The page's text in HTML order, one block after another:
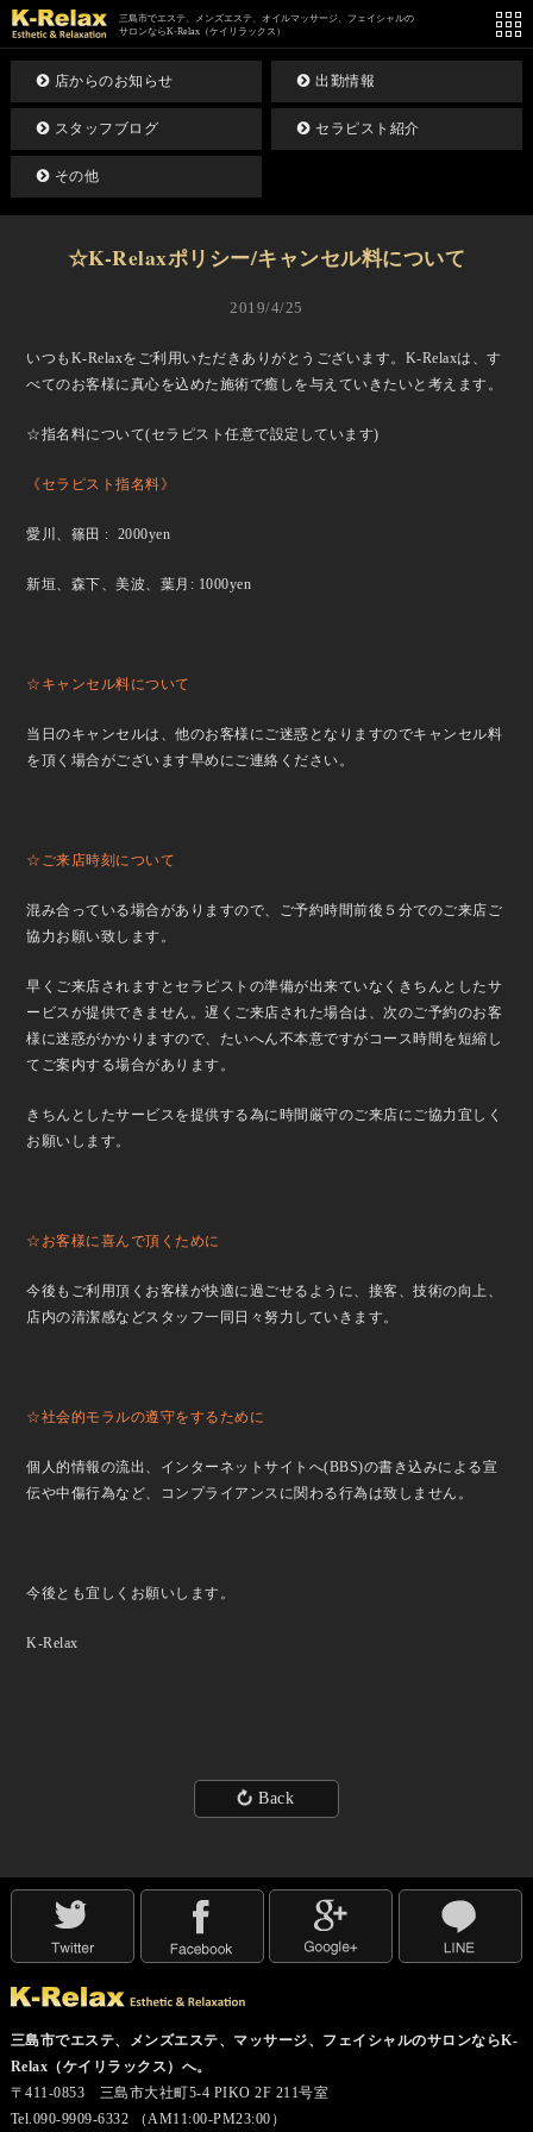
三島市でエステ、メンズエステ、オイルマッサージ、フェイシャルの
サロンならK-Relax（ケイリラックス）
店からのお知らせ 出勤情報
スタッフブログ セラピスト紹介
その他
☆K-Relaxポリシー/キャンセル料について
2019/4/25
いつもK-Relaxをご利用いただきありがとうございます。K-Relaxは、す
べてのお客様に真心を込めた施術で癒しを与えていきたいと考えます。
☆指名料について(セラピスト任意で設定しています)
《セラピスト指名料》
愛川、篠田 : 2000yen
新垣、森下、美波、葉月: 1000yen
☆キャンセル料について
当日のキャンセルは、他のお客様にご迷惑となりますのでキャンセル料
を頂く場合がございます早めにご連絡ください。
☆ご来店時刻について
混み合っている場合がありますので、ご予約時間前後５分でのご来店ご
協力お願い致します。
早くご来店されますとセラピストの準備が出来ていなくきちんとしたサ
ービスが提供できません。遅くご来店された場合は、次のご予約のお客
様に迷惑がかかりますので、たいへん不本意ですがコース時間を短縮し
てご案内する場合があります。
きちんとしたサービスを提供する為に時間厳守のご来店にご協力宜しく
お願いします。
☆お客様に喜んで頂くために
今後もご利用頂くお客様が快適に過ごせるように、接客、技術の向上、
店内の清潔感などスタッフ一同日々努力していきます。
☆社会的モラルの遵守をするために
個人的情報の流出、インターネットサイトへ(BBS)の書き込みによる宣
伝や中傷行為など、コンプライアンスに関わる行為は致しません。
今後とも宜しくお願いします。
K-Relax
Back
三島市でエステ、メンズエステ、マッサージ、フェイシャルのサロンならK-
Relax（ケイリラックス）へ。
〒411-0853 三島市大社町5-4 PIKO 2F 211号室
Tel.090-9909-6332 （AM11:00-PM23:00）